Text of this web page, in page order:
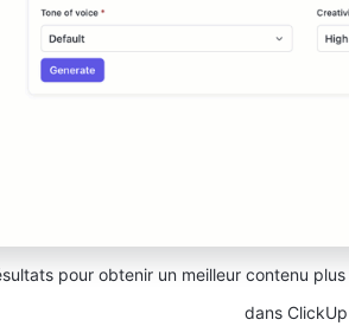
pour obtenir un meilleur contenu
dans